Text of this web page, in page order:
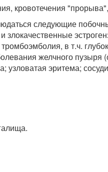
кровотечения
следующие
злокачественные
в т.ч.
желчного пузыря
эритема;